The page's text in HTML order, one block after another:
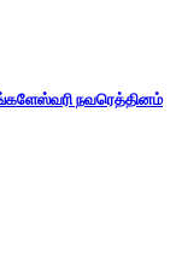
நவரெத்தினம்